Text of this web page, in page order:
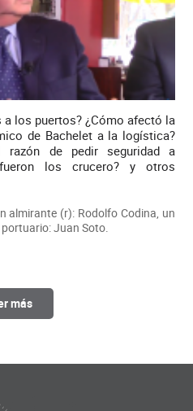
a los puertos? ¿Cómo afectó la
de Bachelet a la logística?
razón de pedir seguridad a
los crucero? y otros
almirante (r): Rodolfo Codina, un
Juan Soto.
más